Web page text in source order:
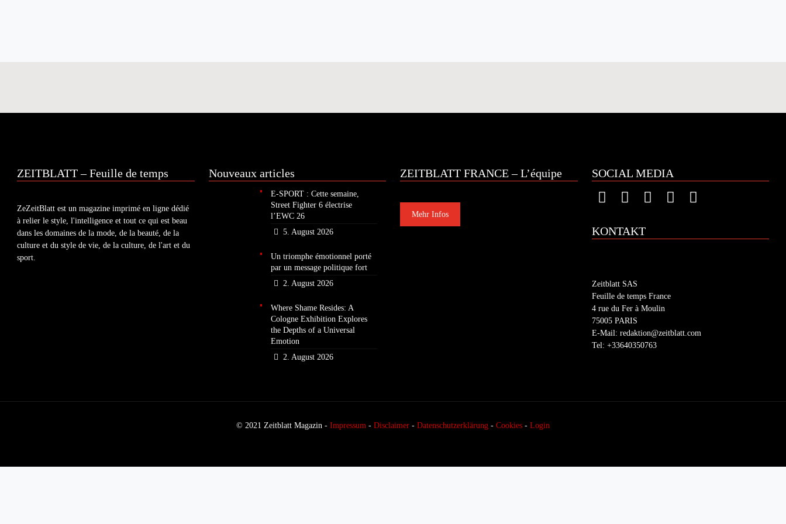
ZEITBLATT – Feuille de temps
ZeZeitBlatt est un magazine imprimé en ligne dédié
à relier le style, l'intelligence et tout ce qui est beau
dans les domaines de la mode, de la beauté, de la
culture et du style de vie, de la culture, de l'art et du
sport.
Nouveaux articles
E-SPORT : Cette semaine,
Street Fighter 6 électrise
l’EWC 26
5. August 2026
Un triomphe émotionnel porté
par un message politique fort
2. August 2026
Where Shame Resides: A
Cologne Exhibition Explores
the Depths of a Universal
Emotion
2. August 2026
ZEITBLATT FRANCE – L’équipe
Mehr Infos
SOCIAL MEDIA
KONTAKT
Zeitblatt SAS
Feuille de temps France
4 rue du Fer à Moulin
75005 PARIS
E-Mail: redaktion@zeitblatt.com
Tel: +33640350763
© 2021 Zeitblatt Magazin - Impressum - Disclaimer - Datenschutzerklärung - Cookies - Login